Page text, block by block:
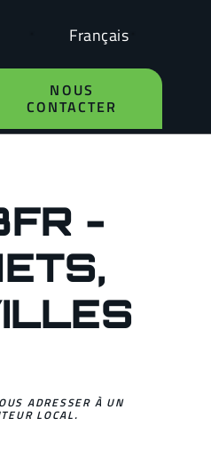
Français
NOUS
CONTACTER
-
ADRESSER À UN
LOCAL.